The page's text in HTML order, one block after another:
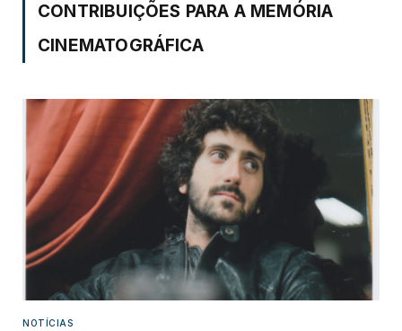
CONTRIBUIÇÕES PARA A MEMÓRIA
CINEMATOGRÁFICA
NOTÍCIAS